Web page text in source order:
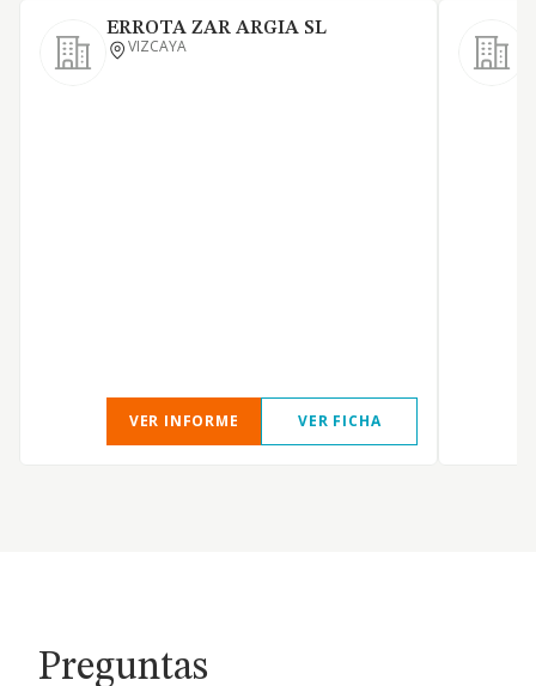
ERROTA ZAR ARGIA SL
VIZCAYA
VER INFORME VER FICHA
Preguntas